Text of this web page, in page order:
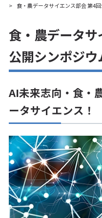
食・農データサイエンス部会 第4
食・農データ
公開シンポジ
AI未来志向・食・
ータサイエンス！